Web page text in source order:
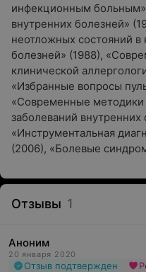
инфекционным
внутренних болезней»
неотложных состояний в
болезней» (1988),
клинической
«Избранные вопросы
«Современные методики
заболеваний внутренних
«Инструментальная
(2006), «Болевые
Отзывы 1
Аноним
20 января 2020
Отзыв подтвержден